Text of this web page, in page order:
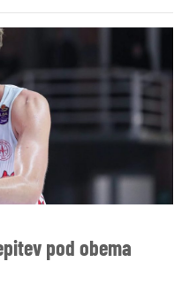
pod obema